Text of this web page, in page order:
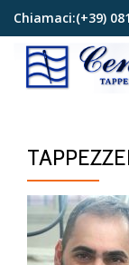
Passa
contenuto
Chiamaci:(+39)